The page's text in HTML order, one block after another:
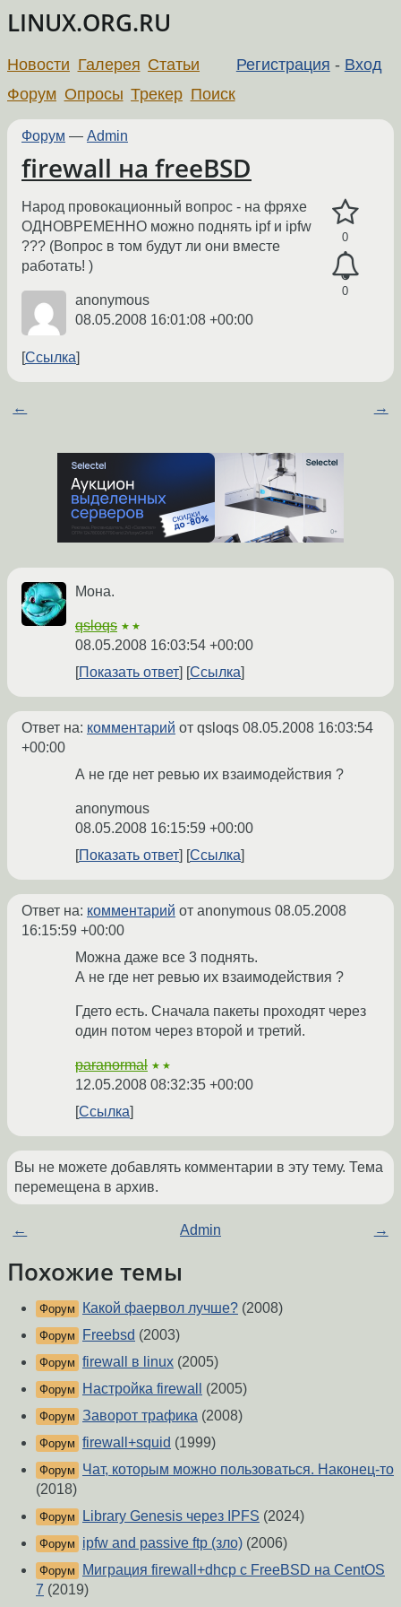
LINUX.ORG.RU
Регистрация - Вход
Новости Галерея Статьи
Форум Опросы Трекер Поиск
Форум — Admin
firewall на freeBSD
0
0
Народ провокационный вопрос - на фряхе
ОДНОВРЕМЕННО можно поднять ipf и ipfw
??? (Вопрос в том будут ли они вместе
работать! )
anonymous
08.05.2008 16:01:08 +00:00
Ссылка
← →
Мона.
qsloqs ★★
08.05.2008 16:03:54 +00:00
Показать ответ
Ссылка
Ответ на: комментарий от qsloqs 08.05.2008 16:03:54
+00:00
А не где нет ревью их взаимодействия ?
anonymous
08.05.2008 16:15:59 +00:00
Показать ответ
Ссылка
Ответ на: комментарий от anonymous 08.05.2008
16:15:59 +00:00
Можна даже все 3 поднять.
А не где нет ревью их взаимодействия ?
Гдето есть. Сначала пакеты проходят через
один потом через второй и третий.
paranormal ★★
12.05.2008 08:32:35 +00:00
Ссылка
Вы не можете добавлять комментарии в эту тему. Тема
перемещена в архив.
← Admin →
Похожие темы
Форум Какой фаервол лучше? (2008)
Форум Freebsd (2003)
Форум firewall в linux (2005)
Форум Настройка firewall (2005)
Форум Заворот трафика (2008)
Форум firewall+squid (1999)
Форум
Чат, которым можно пользоваться. Наконец-то
(2018)
Форум Library Genesis через IPFS (2024)
Форум ipfw and passive ftp (зло) (2006)
Форум
Миграция firewall+dhcp с FreeBSD на CentOS
7 (2019)